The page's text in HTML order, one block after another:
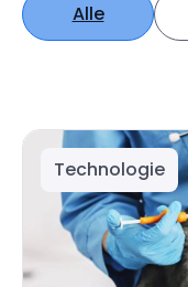
Alle
Technologie